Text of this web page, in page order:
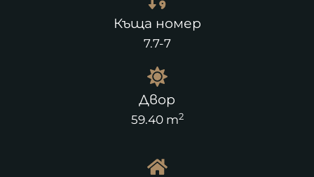
Къща номер
7.7-7
Двор
59.40 m2